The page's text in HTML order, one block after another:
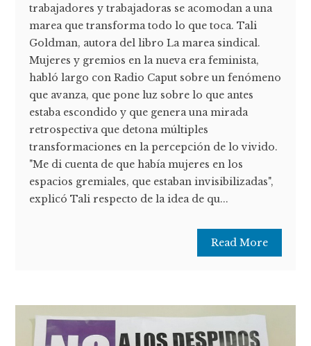
trabajadores y trabajadoras se acomodan a una
marea que transforma todo lo que toca. Tali
Goldman, autora del libro La marea sindical.
Mujeres y gremios en la nueva era feminista,
habló largo con Radio Caput sobre un fenómeno
que avanza, que pone luz sobre lo que antes
estaba escondido y que genera una mirada
retrospectiva que detona múltiples
transformaciones en la percepción de lo vivido.
"Me di cuenta de que había mujeres en los
espacios gremiales, que estaban invisibilizadas",
explicó Tali respecto de la idea de qu...
Read More